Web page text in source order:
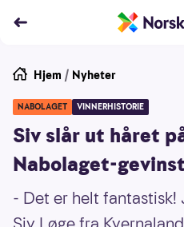
Hjem / Nyheter
NABOLAGET VINNERHISTORIE
Siv slår ut håret
Nabolaget-gevinst
- Det er helt fantastisk!